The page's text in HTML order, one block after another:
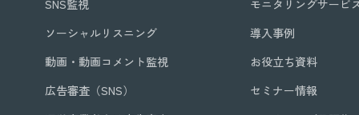
SNS監視
ソーシャルリスニング
動画・動画コメント監視
広告審査（SNS）
モニタリングサービ
導入事例
お役立ち資料
セミナー情報